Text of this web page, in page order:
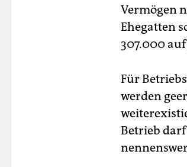
Vermögen
Ehegatten
307.000
Für
werden
Betrieb